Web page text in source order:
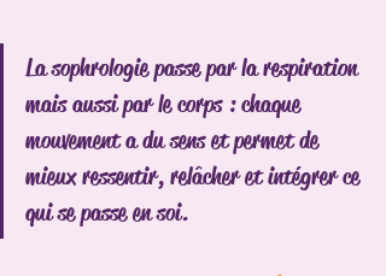
La sophrologie passe par la respiration
mais aussi par le corps : chaque
mouvement a du sens et permet de
mieux ressentir, relâcher et intégrer ce
qui se passe en soi.